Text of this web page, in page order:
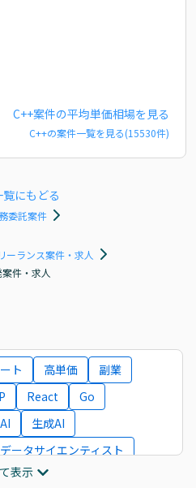
C++案件の平均単価相場を見る
C++の案件一覧を見る(15530件)
にもどる
委託案件
ランス案件・求人
件・求人
ト 高単価
副業
React
Go
AI
生成AI
データサイエンティスト
ITコンサルタント
表示